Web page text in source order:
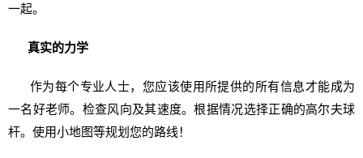
一起。
真实的力学
作为每个专业人士，您应该使用所提供的所有信息才能成为
一名好老师。检查风向及其速度。根据情况选择正确的高尔夫球
杆。使用小地图等规划您的路线！